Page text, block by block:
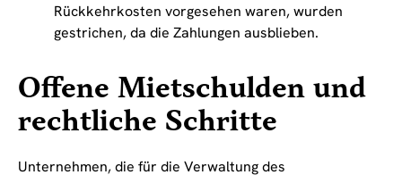
Rückkehrkosten vorgesehen waren, wurden
gestrichen, da die Zahlungen ausblieben.
Offene Mietschulden und
rechtliche Schritte
Unternehmen, die für die Verwaltung des